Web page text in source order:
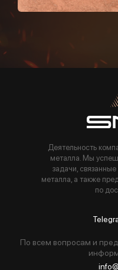
Пользуясь данной формой
Деятельность
металла. Мы
задачи,
металла, а также
по
По всем вопросам и